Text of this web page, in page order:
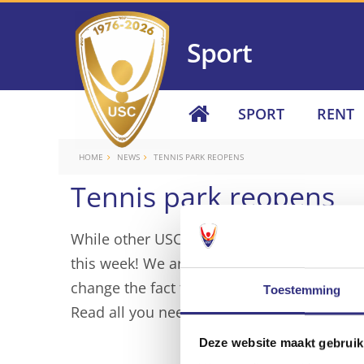
Toestemming
Deze website maakt
Sport
SPORT RENT
HOME NEWS TENNIS PARK REOPENS
Tennis park reopens
While other USC members still have to
this week! We are super happy that we
change the fact that you haven’t been
Read all you need to know about the